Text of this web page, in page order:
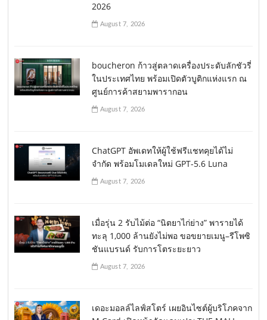
2026
August 7, 2026
boucheron ก้าวสู่ตลาดเครื่องประดับลักชัวรี่
ในประเทศไทย พร้อมเปิดตัวบูติกแห่งแรก ณ
ศูนย์การค้าสยามพารากอน
August 7, 2026
ChatGPT อัพเดทให้ผู้ใช้ฟรีแชทคุยได้ไม่
จำกัด พร้อมโมเดลใหม่ GPT-5.6 Luna
August 7, 2026
เมื่อรุ่น 2 รับไม้ต่อ “นิตยาไก่ย่าง” พารายได้
ทะลุ 1,000 ล้านยังไม่พอ ขอขยายเมนู–รีโพซิ
ชันแบรนด์ รับการโตระยะยาว
August 7, 2026
เดอะมอลล์ไลฟ์สโตร์ เผยอินไซต์ผู้บริโภคจาก